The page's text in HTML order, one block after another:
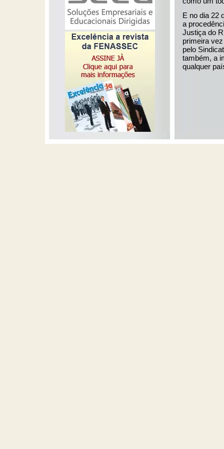
E no dia 22
a
Justiça do
primeira
pelo
também, a
qualquer